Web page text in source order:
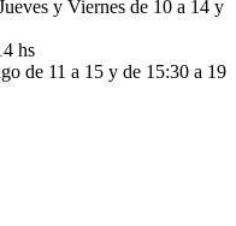
y Viernes de 10 a 14 y
hs
de 11 a 15 y de 15:30 a 19